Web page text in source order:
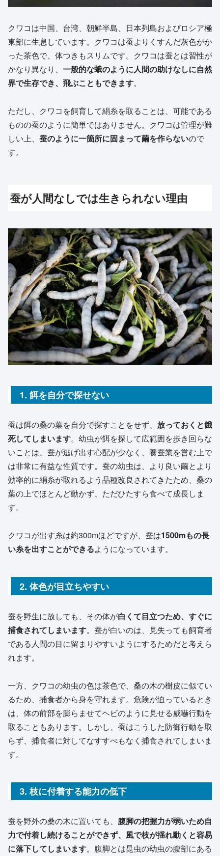
クワコは中国、台湾、朝鮮半島、日本列島およびロシア極
東部に生息しています。クワコは蚕よりくすんだ灰色がか
った茶色で、体つきもスリムです。クワコは蚕とは習性が
かなり異なり、 一般的な蛾のように人間の助けなしに自然
界で生存でき、飛ぶこともできます。
ただし、クワコを飼育して絹糸を取ることは、可能である
ものの蚕のように簡単ではありません。クワコは管理が難
しい上、 蚕のように一箇所に固まって繭を作らないので
す。
蚕が人間なしでは生きられない理由
1. 餌を自分で探せない
蚕は餌の桑の葉を自分で探すことをせず、 放っておくと餓
死してしまいます。幼虫が餌を探して広範囲を歩き回らな
いことは、蚕が逃げ出す心配が少なく、養蚕業を営む上で
は非常に有益な性質です。蚕の幼虫は、より良い繭とより
効率的に絹糸が取れるよう品種改良されてきたため、桑の
葉の上でほとんど動かず、ただひたすら食べて成長しま
す。
クワコが出す糸は約300mほどですが、蚕は1500mもの長
い糸を出すことができるようになっています。
2. 体色が目立ちやすい
蚕を野生に放しても、その体が白くて目立つため、すぐに
捕食されてしまいます。蚕が白いのは、見失っても飼育者
である人間の目に留まりやすいようにするためだと考えら
れます。
一方、クワコの幼虫の色は茶色で、桑の木の樹皮に似てい
るため、捕食者から身を守れます。危険が迫っているとき
は、体の前部を膨らませてヘビのように見せる威嚇行動を
取ることもあります。しかし、蚕はこうした防御行動を取
らず、捕食者に対してなすすべもなく捕食されてしまいま
す。
3. 枝に付着する能力の低下
蚕を野外の桑の木に置いても、 腹脚の把握力が弱いため自
力で付着し続けることができず、風で枝が揺れ動くと容易
に落下してしまいます。腹脚とは昆虫の幼虫の腹部にある